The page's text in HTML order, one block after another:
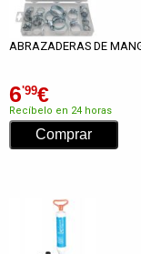
ABRAZADERAS DE
6'99€
Recíbelo en 24 horas